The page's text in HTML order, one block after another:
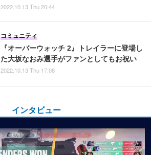
2022.10.13 Thu 20:44
『オーバーウォッチ 2』トレイラーに登場し
た大坂なおみ選手がファンとしてもお祝い
コミュニティ
2022.10.13 Thu 17:08
インタビュー